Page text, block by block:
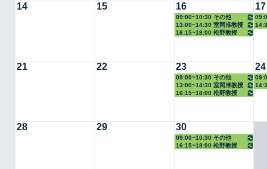
14 15 16
09:00~10:30 その他
13:00~14:30 室岡准教授
16:15~18:00 松野教授
17
21 22 23
09:00~10:30 その他
13:00~14:30 室岡准教授
16:15~18:00 松野教授
24
28 29 30
09:00~10:30 その他
16:15~18:00 松野教授